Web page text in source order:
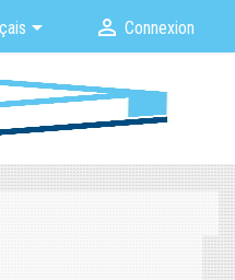
  Connexion